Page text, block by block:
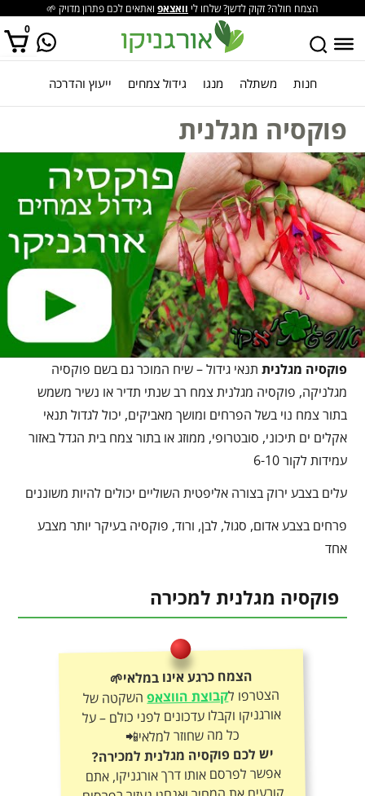
הצמח חולה? זקוק לדשן? שלחו לי וואצאפ ואתאים לכם פתרון מדויק 🌱
0
אין מוצרים בסל הקניות. חנות משתלה מנגו גידול צמחים ייעוץ והדרכה
פוקסיה מגלנית
פוקסיה מגלנית תנאי גידול – שיח המוכר גם בשם פוקסיה
מגלניקה, פוקסיה מגלנית צמח רב שנתי תדיר או נשיר משמש
בתור צמח נוי בשל הפרחים ומושך מאביקים, יכול לגדול תנאי
אקלים ים תיכוני, סובטרופי, ממוזג או בתור צמח בית הגדל באזור
עמידות לקור 6-10
עלים בצבע ירוק בצורה אליפטית השוליים יכולים להיות משוננים
פרחים בצבע אדום, סגול, לבן, ורוד, פוקסיה בעיקר יותר מצבע
אחד
פוקסיה מגלנית למכירה
הצמח כרגע אינו במלאי🌱
הצטרפו לקבוצת הווצאפהשקטה של
אורגניקו וקבלו עדכונים לפני כולם – על
כל מה שחוזר למלאי📲
יש לכם פוקסיה מגלנית למכירה?
אפשר לפרסם אותו דרך אורגניקו, אתם
קובעים את המחיר ואנחנו נעזור בפרסום